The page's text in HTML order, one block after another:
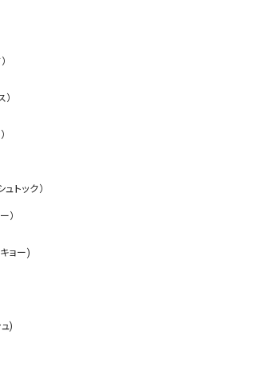
トック）
）
ョー)
)